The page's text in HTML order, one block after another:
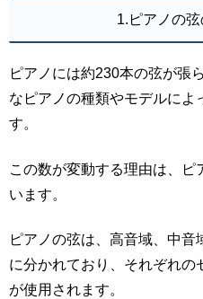
1.ピアノの
ピアノには約230本の弦が張
なピアノの種類やモデルによ
す。
この数が変動する理由は、ピ
います。
ピアノの弦は、高音域、中
に分かれており、それぞれ
が使用されます。